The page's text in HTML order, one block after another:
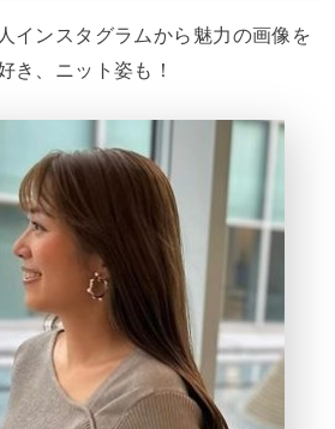
インスタグラムから魅力の画像を
き、ニット姿も！